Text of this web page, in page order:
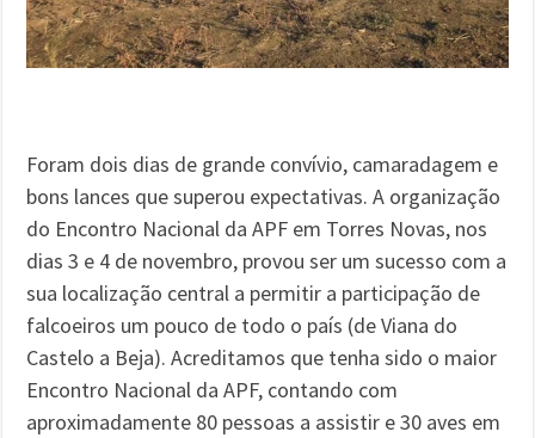
Foram dois dias de grande convívio, camaradagem e
bons lances que superou expectativas. A organização
do Encontro Nacional da APF em Torres Novas, nos
dias 3 e 4 de novembro, provou ser um sucesso com a
sua localização central a permitir a participação de
falcoeiros um pouco de todo o país (de Viana do
Castelo a Beja). Acreditamos que tenha sido o maior
Encontro Nacional da APF, contando com
aproximadamente 80 pessoas a assistir e 30 aves em